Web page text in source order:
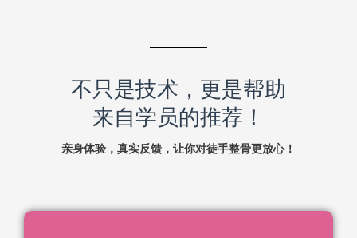
不只是技术，更是帮助
来自学员的推荐！
亲身体验，真实反馈，让你对徒手整骨更放心！